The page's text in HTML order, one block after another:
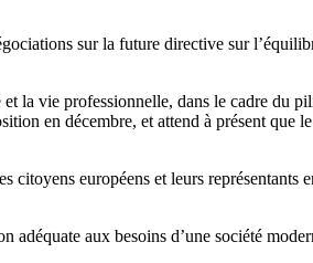
sur la future directive sur
la vie professionnelle, dans le cadre du
en décembre, et attend à présent que
européens et leurs représentants
aux besoins d’une société